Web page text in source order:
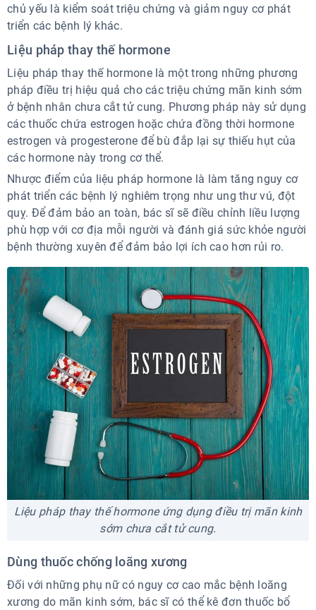
chủ yếu là kiểm soát triệu chứng và giảm nguy cơ phát
triển các bệnh lý khác.
Liệu pháp thay thế hormone
Liệu pháp thay thế hormone là một trong những phương
pháp điều trị hiệu quả cho các triệu chứng mãn kinh sớm
ở bệnh nhân chưa cắt tử cung. Phương pháp này sử dụng
các thuốc chứa estrogen hoặc chứa đồng thời hormone
estrogen và progesterone để bù đắp lại sự thiếu hụt của
các hormone này trong cơ thể.
Nhược điểm của liệu pháp hormone là làm tăng nguy cơ
phát triển các bệnh lý nghiêm trọng như ung thư vú, đột
quỵ. Để đảm bảo an toàn, bác sĩ sẽ điều chỉnh liều lượng
phù hợp với cơ địa mỗi người và đánh giá sức khỏe người
bệnh thường xuyên để đảm bảo lợi ích cao hơn rủi ro.
Liệu pháp thay thế hormone ứng dụng điều trị mãn kinh
sớm chưa cắt tử cung.
Dùng thuốc chống loãng xương
Đối với những phụ nữ có nguy cơ cao mắc bệnh loãng
xương do mãn kinh sớm, bác sĩ có thể kê đơn thuốc bổ